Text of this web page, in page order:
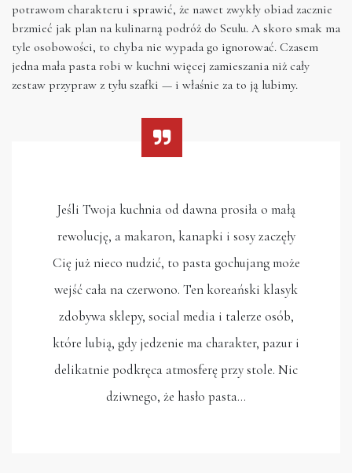
potrawom charakteru i sprawić, że nawet zwykły obiad zacznie
brzmieć jak plan na kulinarną podróż do Seulu. A skoro smak ma
tyle osobowości, to chyba nie wypada go ignorować. Czasem
jedna mała pasta robi w kuchni więcej zamieszania niż cały
zestaw przypraw z tyłu szafki — i właśnie za to ją lubimy.
Jeśli Twoja kuchnia od dawna prosiła o małą
rewolucję, a makaron, kanapki i sosy zaczęły
Cię już nieco nudzić, to pasta gochujang może
wejść cała na czerwono. Ten koreański klasyk
zdobywa sklepy, social media i talerze osób,
które lubią, gdy jedzenie ma charakter, pazur i
delikatnie podkręca atmosferę przy stole. Nic
dziwnego, że hasło pasta…